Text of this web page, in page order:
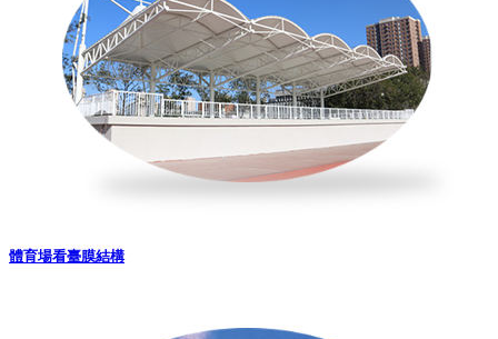
體育場看臺膜結構